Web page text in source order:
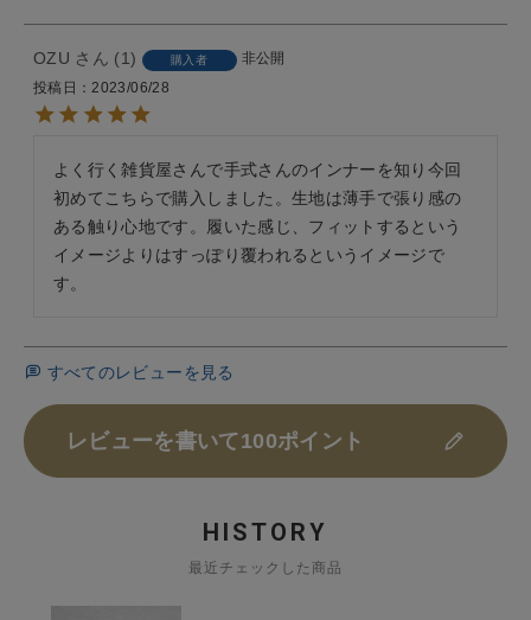
OZU 1 購入者
非公開
投稿日
2023/06/28
よく行く雑貨屋さんで手式さんのインナーを知り今回
初めてこちらで購入しました。生地は薄手で張り感の
ある触り心地です。履いた感じ、フィットするという
イメージよりはすっぽり覆われるというイメージで
す。
すべてのレビューを見る
レビューを書いて100ポイント
HISTORY
最近チェックした商品